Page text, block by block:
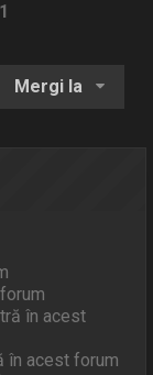
1
Mergi la
în acest
în acest forum